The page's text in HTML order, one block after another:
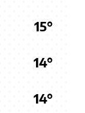
15°
14°
14°